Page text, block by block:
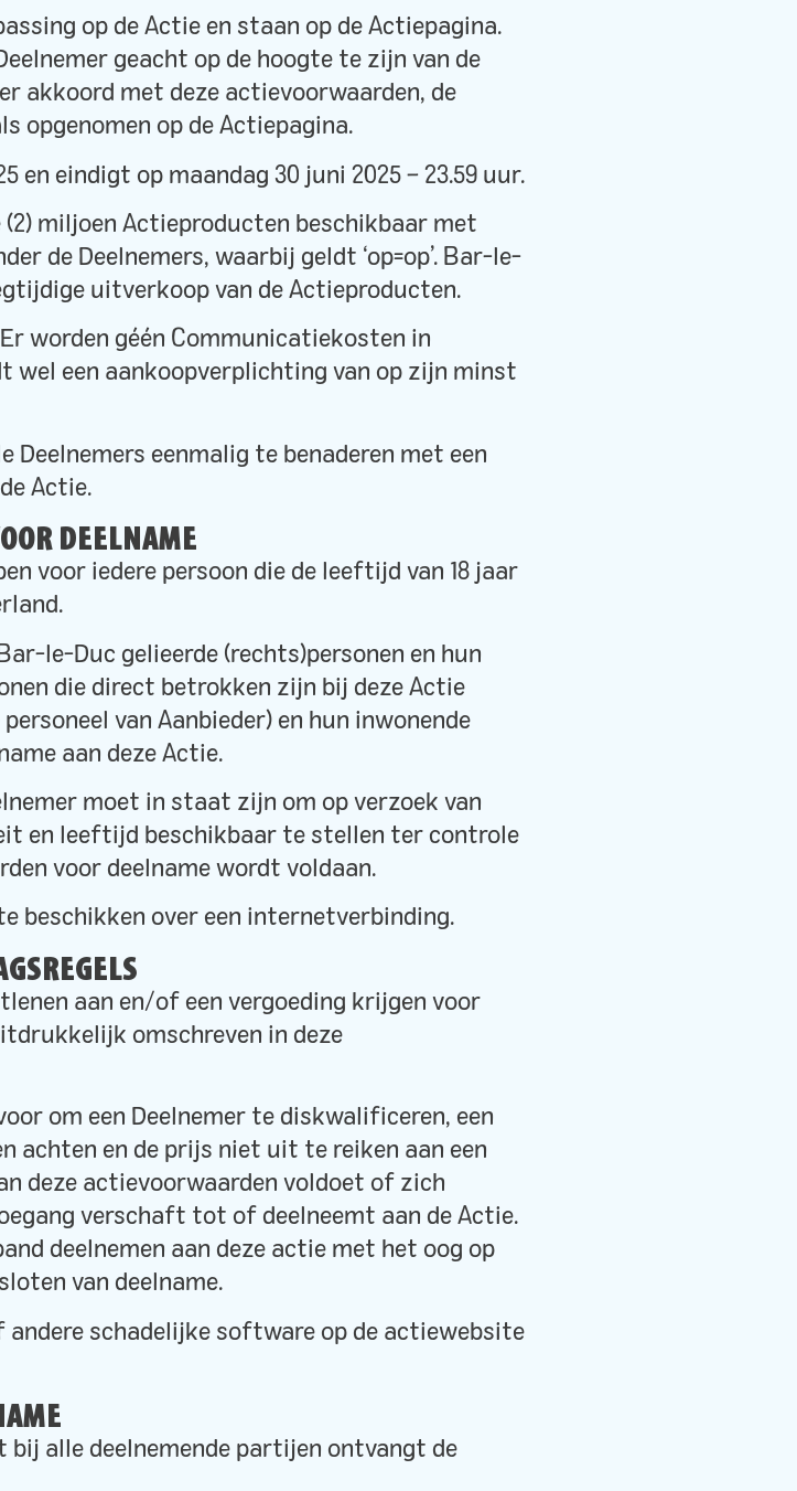
op de Actie en staan op de Actiepagina.
geacht op de hoogte te zijn van de
akkoord met deze actievoorwaarden, de
opgenomen op de Actiepagina.
en eindigt op maandag 30 juni 2025 – 23.59 uur.
miljoen Actieproducten beschikbaar met
de Deelnemers, waarbij geldt ‘op=op’. Bar-le-
uitverkoop van de Actieproducten.
worden géén Communicatiekosten in
wel een aankoopverplichting van op zijn minst
eenmalig te benaderen met een
Actie.
DEELNAME
voor iedere persoon die de leeftijd van 18 jaar
le-Duc gelieerde (rechts)personen en hun
die direct betrokken zijn bij deze Actie
van Aanbieder) en hun inwonende
aan deze Actie.
moet in staat zijn om op verzoek van
en leeftijd beschikbaar te stellen ter controle
voor deelname wordt voldaan.
beschikken over een internetverbinding.
aan en/of een vergoeding krijgen voor
omschreven in deze
om een Deelnemer te diskwalificeren, een
achten en de prijs niet uit te reiken aan een
deze actievoorwaarden voldoet of zich
verschaft tot of deelneemt aan de Actie.
deelnemen aan deze actie met het oog op
van deelname.
andere schadelijke software op de actiewebsite
bij alle deelnemende partijen ontvangt de